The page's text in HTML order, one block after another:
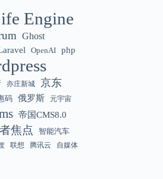
化“AI 操作系统级代
Fable / Mythos 模型
Engine
Ghost
OpenAI php
亦庄新城 京东
码 俄罗斯 元宇宙
帝国CMS8.0
焦点
智能汽车
联想 腾讯云
自媒体